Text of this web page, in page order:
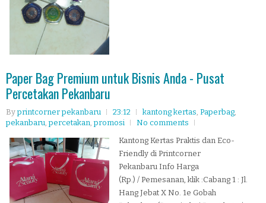
Paper Bag Premium untuk Bisnis Anda - Pusat
Percetakan Pekanbaru
Byprintcorner pekanbaru 23:12 kantong kertas Paperbag
pekanbaru ,percetakan ,promosi
No comments
Kantong Kertas Praktis dan Eco-
Friendly di Printcorner
Pekanbaru Info Harga
(Rp.) / Pemesanan, klik :Cabang 1 : Jl.
Hang Jebat X No. 1e Gobah